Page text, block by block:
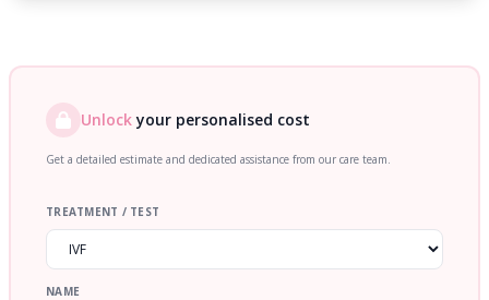
Unlockyour personalised cost
Get a detailed estimate and dedicated assistance from our care team.
TREATMENT / TEST
NAME